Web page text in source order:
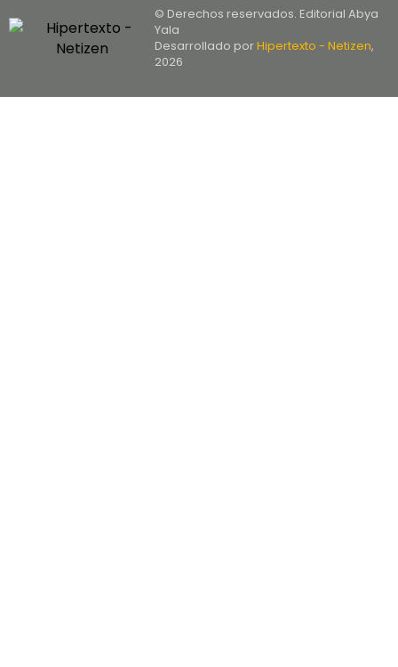
© Derechos reservados. Editorial Abya
Yala
Desarrollado porHipertexto - Netizen,
2026